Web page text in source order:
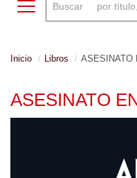
Toggle navigation
Inicio Libros ASESINATO
ASESINATO